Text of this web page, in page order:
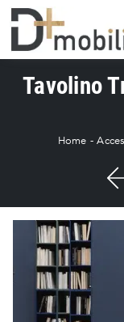
Tavolino
Home -